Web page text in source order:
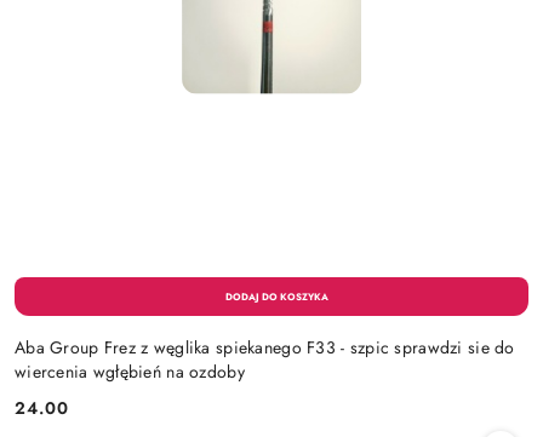
Aba Group Frez z węglika spiekanego F33 - szpic sprawdzi sie do
wiercenia wgłębień na ozdoby
Cena:
24.00